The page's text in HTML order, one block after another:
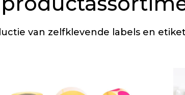
van zelfklevende labels en